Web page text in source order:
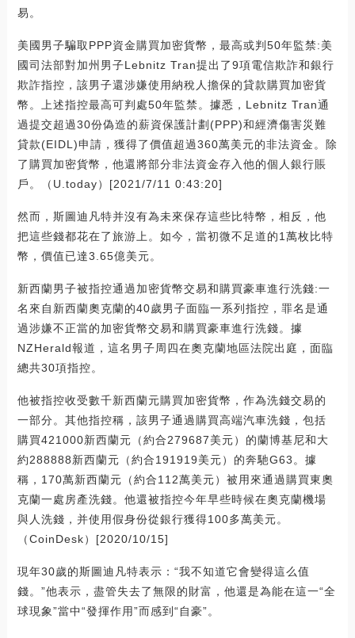
易。
美國男子騙取PPP資金購買加密貨幣，最高或判50年監禁:美
國司法部對加州男子Lebnitz Tran提出了9項電信欺詐和銀行
欺詐指控，該男子還涉嫌使用納稅人擔保的貸款購買加密貨
幣。上述指控最高可判處50年監禁。據悉，Lebnitz Tran通
過提交超過30份偽造的薪資保護計劃(PPP)和經濟傷害災難
貸款(EIDL)申請，獲得了價值超過360萬美元的非法資金。除
了購買加密貨幣，他還將部分非法資金存入他的個人銀行賬
戶。（U.today）[2021/7/11 0:43:20]
然而，斯圖迪凡特并沒有為未來保存這些比特幣，相反，他
把這些錢都花在了旅游上。如今，當初微不足道的1萬枚比特
幣，價值已達3.65億美元。
新西蘭男子被指控通過加密貨幣交易和購買豪車進行洗錢:一
名來自新西蘭奧克蘭的40歲男子面臨一系列指控，罪名是通
過涉嫌不正當的加密貨幣交易和購買豪車進行洗錢。據
NZHerald報道，這名男子周四在奧克蘭地區法院出庭，面臨
總共30項指控。
他被指控收受數千新西蘭元購買加密貨幣，作為洗錢交易的
一部分。其他指控稱，該男子通過購買高端汽車洗錢，包括
購買421000新西蘭元（約合279687美元）的蘭博基尼和大
約288888新西蘭元（約合191919美元）的奔馳G63。據
稱，170萬新西蘭元（約合112萬美元）被用來通過購買東奧
克蘭一處房產洗錢。他還被指控今年早些時候在奧克蘭機場
與人洗錢，并使用假身份從銀行獲得100多萬美元。
（CoinDesk）[2020/10/15]
現年30歲的斯圖迪凡特表示：“我不知道它會變得這么值
錢。”他表示，盡管失去了無限的財富，他還是為能在這一“全
球現象”當中“發揮作用”而感到“自豪”。